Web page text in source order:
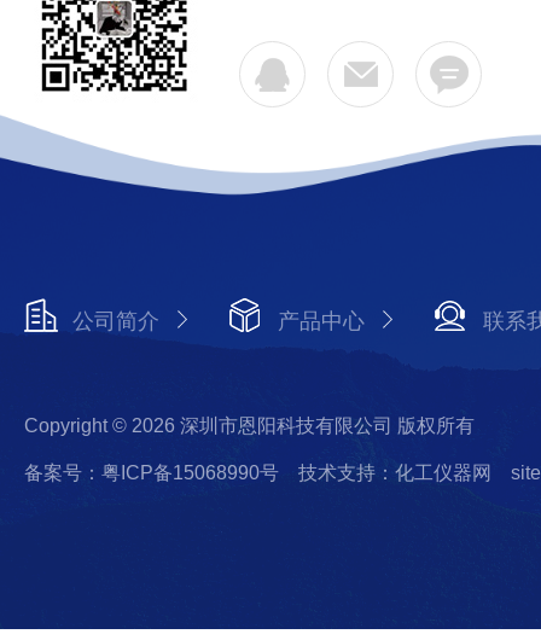
公司简介 产品中心 联系
Copyright © 2026 深圳市恩阳科技有限公司 版权所有
备案号：粤ICP备15068990号 技术支持：化工仪器网